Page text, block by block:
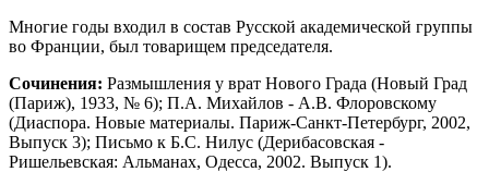
Многие годы входил в состав Русской академической группы
во Франции, был товарищем председателя.
Сочинения: Размышления у врат Нового Града (Новый Град
(Париж), 1933, № 6); П.А. Михайлов - А.В. Флоровскому
(Диаспора. Новые материалы. Париж-Санкт-Петербург, 2002,
Выпуск 3); Письмо к Б.С. Нилус (Дерибасовская -
Ришельевская: Альманах, Одесса, 2002. Выпуск 1).